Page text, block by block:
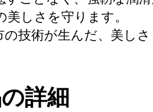
美しさを守ります。
の技術が生んだ、美し
詳細